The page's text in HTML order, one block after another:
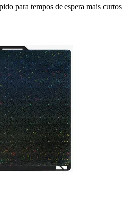
para tempos de espera mais curtos